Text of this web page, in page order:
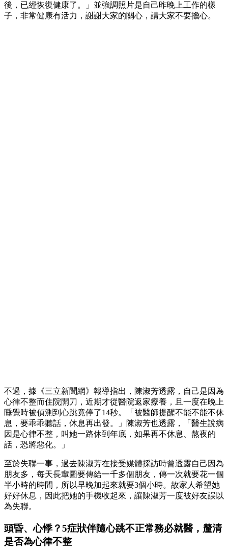
後，已經恢復健康了。」並強調照片是自己昨晚上工作的樣
子，非常健康有活力，謝謝大家的關心，請大家不要擔心。
不過，據《三立新聞網》報導指出，陳淑芳透露，自己是因為
心律不整而住院開刀，近期才從醫院返家療養，且一度在晚上
睡覺時被偵測到心跳竟停了14秒。「被醫師提醒不能不能不休
息，要乖乖聽話，休息再出發。」陳淑芳也透露，「醫生說病
因是心律不整，叫她一路休到年底，如果再不休息、熬夜的
話，恐將惡化。」
至於失聯一事，過去陳淑芳在接受媒體採訪時曾透露自己因為
朋友多，每天長輩圖要傳給一千多個朋友，傳一次就要花一個
半小時的時間，所以早晚加起來就要3個小時。故家人希望她
好好休息，因此把她的手機收起來，讓陳淑芳一度被好友誤以
為失聯。
頭昏、心悸？5症狀伴隨心跳不正常務必就醫，釐清
是否為心律不整